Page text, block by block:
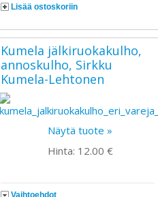
Lisää ostoskoriin
Kumela jälkiruokakulho,
annoskulho, Sirkku
Kumela-Lehtonen
Näytä tuote »
Hinta: 12.00 €
Vaihtoehdot